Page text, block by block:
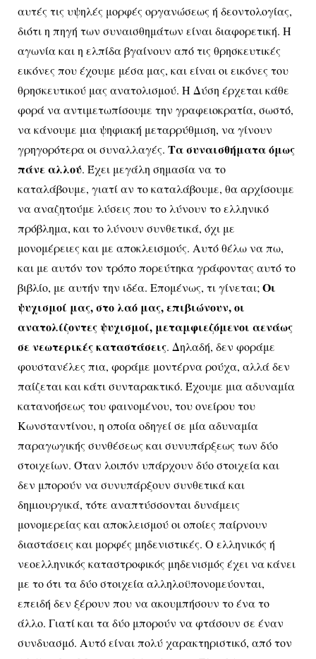
αυτές τις υψηλές μορφές οργανώσεως ή δεοντολογίας,
διότι η πηγή των συναισθημάτων είναι διαφορετική. Η
αγωνία και η ελπίδα βγαίνουν από τις θρησκευτικές
εικόνες που έχουμε μέσα μας, και είναι οι εικόνες του
θρησκευτικού μας ανατολισμού. Η Δύση έρχεται κάθε
φορά να αντιμετωπίσουμε την γραφειοκρατία, σωστό,
να κάνουμε μια ψηφιακή μεταρρύθμιση, να γίνουν
γρηγορότερα οι συναλλαγές. Τα συναισθήματα όμως
πάνε αλλού. Έχει μεγάλη σημασία να το
καταλάβουμε, γιατί αν το καταλάβουμε, θα αρχίσουμε
να αναζητούμε λύσεις που το λύνουν το ελληνικό
πρόβλημα, και το λύνουν συνθετικά, όχι με
μονομέρειες και με αποκλεισμούς. Αυτό θέλω να πω,
και με αυτόν τον τρόπο πορεύτηκα γράφοντας αυτό το
βιβλίο, με αυτήν την ιδέα. Επομένως, τι γίνεται;Οι
ψυχισμοί μας, στο λαό μας, επιβιώνουν, οι
ανατολίζοντες ψυχισμοί, μεταμφιεζόμενοι αενάως
σε νεωτερικές καταστάσεις. Δηλαδή, δεν φοράμε
φουστανέλες πια, φοράμε μοντέρνα ρούχα, αλλά δεν
παίζεται και κάτι συνταρακτικό. Έχουμε μια αδυναμία
κατανοήσεως του φαινομένου, του ονείρου του
Κωνσταντίνου, η οποία οδηγεί σε μία αδυναμία
παραγωγικής συνθέσεως και συνυπάρξεως των δύο
στοιχείων. Όταν λοιπόν υπάρχουν δύο στοιχεία και
δεν μπορούν να συνυπάρξουν συνθετικά και
δημιουργικά, τότε αναπτύσσονται δυνάμεις
μονομερείας και αποκλεισμού οι οποίες παίρνουν
διαστάσεις και μορφές μηδενιστικές. Ο ελληνικός ή
νεοελληνικός καταστροφικός μηδενισμός έχει να κάνει
με το ότι τα δύο στοιχεία αλληλοϋπονομεύονται,
επειδή δεν ξέρουν που να ακουμπήσουν το ένα το
άλλο. Γιατί και τα δύο μπορούν να φτάσουν σε έναν
συνδυασμό. Αυτό είναι πολύ χαρακτηριστικό, από τον